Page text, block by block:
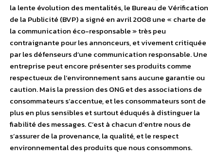
la lente évolution des mentalités, le Bureau de Vérification
de la Publicité (BVP) a signé en avril 2008 une « charte de
la communication éco-responsable » très peu
contraignante pour les annonceurs, et vivement critiquée
par les défenseurs d’une communication responsable. Une
entreprise peut encore présenter ses produits comme
respectueux de l’environnement sans aucune garantie ou
caution. Mais la pression des ONG et des associations de
consommateurs s’accentue, et les consommateurs sont de
plus en plus sensibles et surtout éduqués à distinguer la
fiabilité des messages. C’est à chacun d’entre nous de
s’assurer de la provenance, la qualité, et le respect
environnemental des produits que nous consommons.